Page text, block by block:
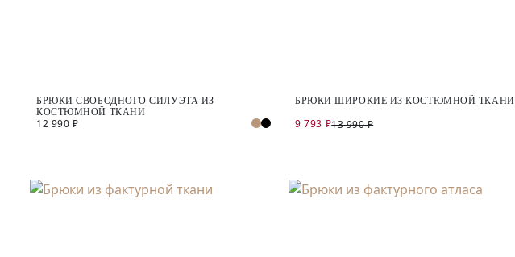
БРЮКИ СВОБОДНОГО СИЛУЭТА ИЗ
КОСТЮМНОЙ ТКАНИ
12 990 ₽
БРЮКИ ШИРОКИЕ ИЗ КОСТЮМНОЙ ТКАНИ
9 793 ₽13 990 ₽